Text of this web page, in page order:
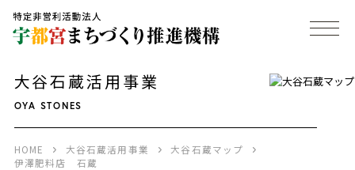
大谷石蔵活用事業
OYA STONES
HOME 大谷石蔵活用事業
大谷石蔵マップ
伊澤肥料店 石蔵